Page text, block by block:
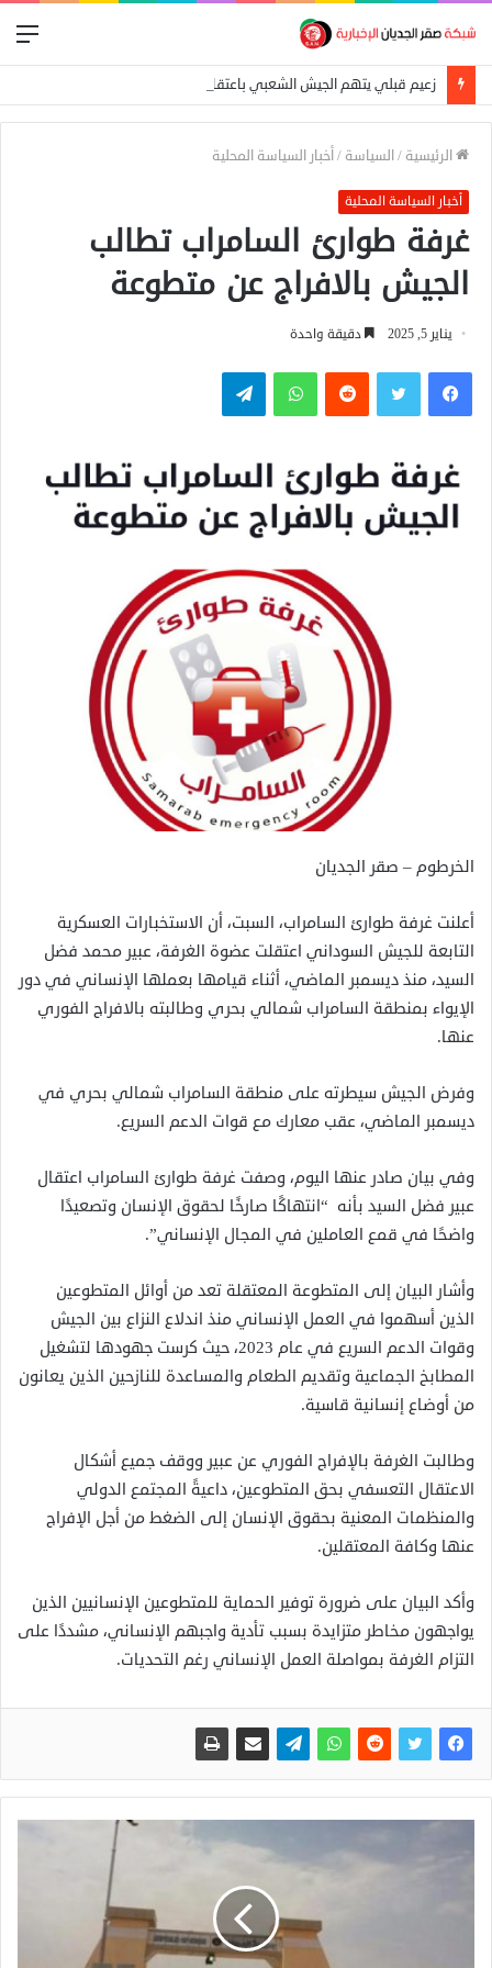
زعيم قبلي يتهم الجيش الشعبي باعتقال عمال إغاثة في «كاودا»
الرئيسية /السياسة /أخبار السياسة المحلية
أخبار السياسة المحلية
غرفة طوارئ السامراب تطالب
الجيش بالافراج عن متطوعة
يناير 5, 2025 دقيقة واحدة
فيسبوكتويتر واتساب تيلقرام
الخرطوم – صقر الجديان
أعلنت غرفة طوارئ السامراب، السبت، أن الاستخبارات العسكرية
التابعة للجيش السوداني اعتقلت عضوة الغرفة، عبير محمد فضل
السيد، منذ ديسمبر الماضي، أثناء قيامها بعملها الإنساني في دور
الإيواء بمنطقة السامراب شمالي بحري وطالبته بالافراج الفوري
عنها.
وفرض الجيش سيطرته على منطقة السامراب شمالي بحري في
ديسمبر الماضي، عقب معارك مع قوات الدعم السريع.
وفي بيان صادر عنها اليوم، وصفت غرفة طوارئ السامراب اعتقال
عبير فضل السيد بأنه “انتهاكًا صارخًا لحقوق الإنسان وتصعيدًا
واضحًا في قمع العاملين في المجال الإنساني”.
وأشار البيان إلى المتطوعة المعتقلة تعد من أوائل المتطوعين
الذين أسهموا في العمل الإنساني منذ اندلاع النزاع بين الجيش
وقوات الدعم السريع في عام 2023، حيث كرست جهودها لتشغيل
المطابخ الجماعية وتقديم الطعام والمساعدة للنازحين الذين يعانون
من أوضاع إنسانية قاسية.
وطالبت الغرفة بالإفراج الفوري عن عبير ووقف جميع أشكال
الاعتقال التعسفي بحق المتطوعين، داعيةً المجتمع الدولي
والمنظمات المعنية بحقوق الإنسان إلى الضغط من أجل الإفراج
عنها وكافة المعتقلين.
وأكد البيان على ضرورة توفير الحماية للمتطوعين الإنسانيين الذين
يواجهون مخاطر متزايدة بسبب تأدية واجبهم الإنساني، مشددًا على
التزام الغرفة بمواصلة العمل الإنساني رغم التحديات.